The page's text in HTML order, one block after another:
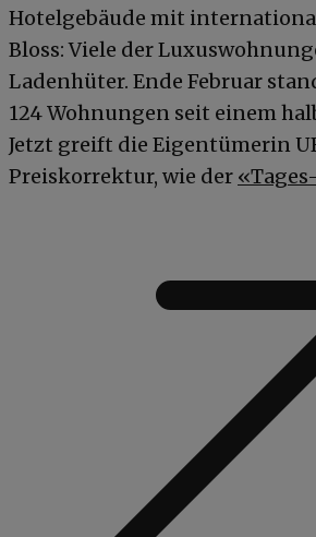
Hotelgebäude mit
Bloss: Viele der
Ladenhüter. Ende Februar
124 Wohnungen seit einem
Jetzt greift die Eigentümerin
Preiskorrektur, wie der